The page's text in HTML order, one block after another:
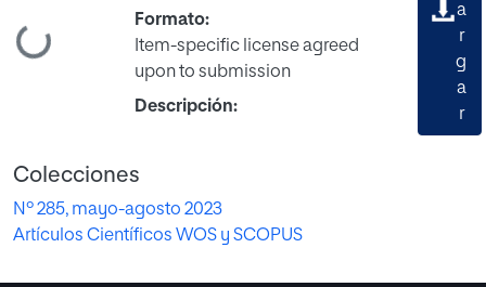
Formato:
Item-specific license agreed
upon to submission
Descripción:
a
r
g
a
r
Colecciones
Nº 285, mayo-agosto 2023
Artículos Científicos WOS y SCOPUS